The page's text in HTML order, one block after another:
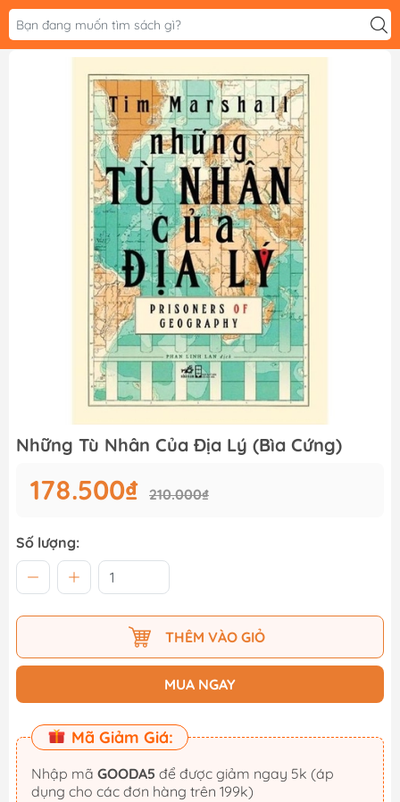
Những Tù Nhân Của Địa Lý (Bìa Cứng)
178.500₫ 210.000₫
Số lượng:
THÊM VÀO GIỎ
MUA NGAY
Mã Giảm Giá:
Nhập mã GOODA5
dụng cho các đơn hàng trên 199k)